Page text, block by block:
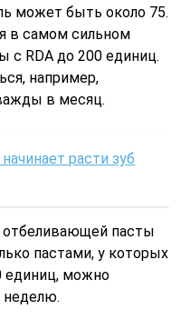
может быть около 75.
в самом сильном
с RDA до 200 единиц.
например,
в месяц.
расти зуб
отбеливающей пасты
пастами, у которых
единиц, можно
неделю.